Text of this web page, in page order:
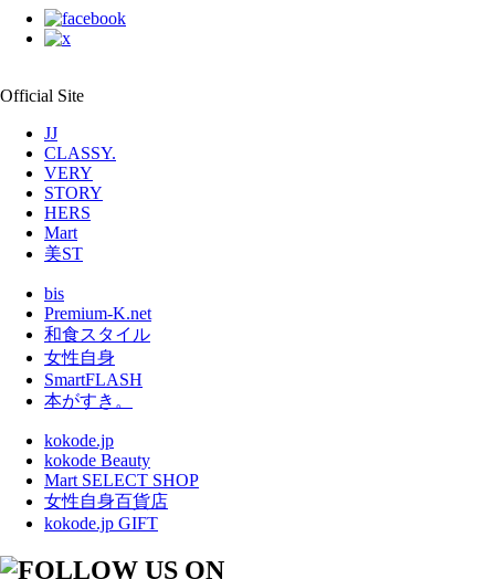
Official Site
JJ
CLASSY.
VERY
STORY
HERS
Mart
美ST
bis
Premium-K.net
和食スタイル
女性自身
SmartFLASH
本がすき。
kokode.jp
kokode Beauty
Mart SELECT SHOP
女性自身百貨店
kokode.jp GIFT